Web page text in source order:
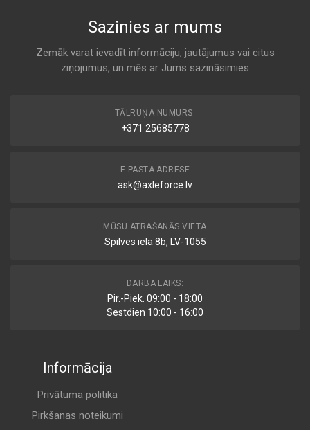
Sazinies ar mums
Zemāk varat ievadīt informāciju, jautājumus vai citus
ziņojumus, un mēs ar Jums sazināsimies
TĀLRUŅA NUMURS:
+371 25685778
E-PASTA ADRESE
ask@axleforce.lv
MŪSU ATRAŠANĀS VIETA
Spilves iela 8b, LV-1055
DARBA LAIKS:
Pir.-Piek. 09:00 - 18:00
Sestdien 10:00 - 16:00
Informācija
Privātuma politika
Pirkšanas noteikumi